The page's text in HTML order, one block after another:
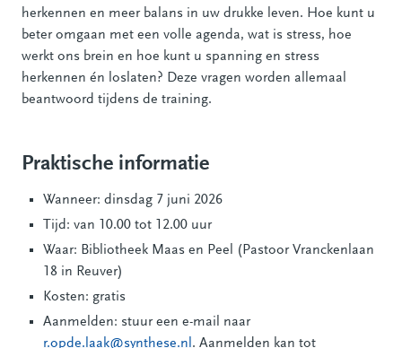
herkennen en meer balans in uw drukke leven. Hoe kunt u
beter omgaan met een volle agenda, wat is stress, hoe
werkt ons brein en hoe kunt u spanning en stress
herkennen én loslaten? Deze vragen worden allemaal
beantwoord tijdens de training.
Praktische informatie
Wanneer: dinsdag 7 juni 2026
Tijd: van 10.00 tot 12.00 uur
Waar: Bibliotheek Maas en Peel (Pastoor Vranckenlaan
18 in Reuver)
Kosten: gratis
Aanmelden: stuur een e-mail naar
r.opde.laak@synthese.nl . Aanmelden kan tot